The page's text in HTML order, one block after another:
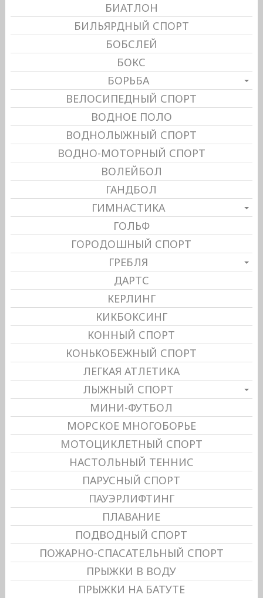
БИАТЛОН
БИЛЬЯРДНЫЙ СПОРТ
БОБСЛЕЙ
БОКС
БОРЬБА
ВЕЛОСИПЕДНЫЙ СПОРТ
ВОДНОЕ ПОЛО
ВОДНОЛЫЖНЫЙ СПОРТ
ВОДНО-МОТОРНЫЙ СПОРТ
ВОЛЕЙБОЛ
ГАНДБОЛ
ГИМНАСТИКА
ГОЛЬФ
ГОРОДОШНЫЙ СПОРТ
ГРЕБЛЯ
ДАРТС
КЕРЛИНГ
КИКБОКСИНГ
КОННЫЙ СПОРТ
КОНЬКОБЕЖНЫЙ СПОРТ
ЛЕГКАЯ АТЛЕТИКА
ЛЫЖНЫЙ СПОРТ
МИНИ-ФУТБОЛ
МОРСКОЕ МНОГОБОРЬЕ
МОТОЦИКЛЕТНЫЙ СПОРТ
НАСТОЛЬНЫЙ ТЕННИС
ПАРУСНЫЙ СПОРТ
ПАУЭРЛИФТИНГ
ПЛАВАНИЕ
ПОДВОДНЫЙ СПОРТ
ПОЖАРНО-СПАСАТЕЛЬНЫЙ СПОРТ
ПРЫЖКИ В ВОДУ
ПРЫЖКИ НА БАТУТЕ